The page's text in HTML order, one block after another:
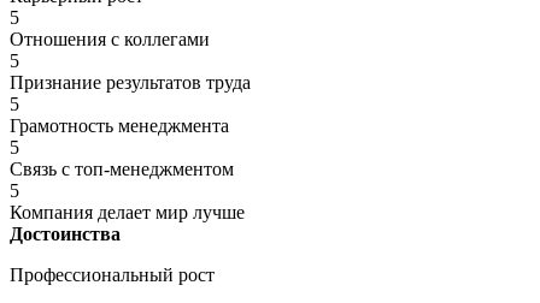
5
Отношения с коллегами
5
Признание результатов труда
5
Грамотность менеджмента
5
Связь с топ-менеджментом
5
Компания делает мир лучше
Достоинства
Профессиональный рост